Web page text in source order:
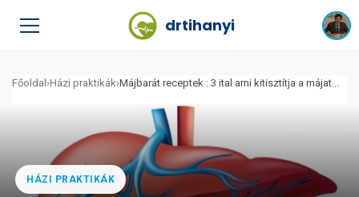
drtihanyi
Főoldal ›Házi praktikák›Májbarát receptek : 3 ital ami kitisztítja a májat...
HÁZI PRAKTIKÁK